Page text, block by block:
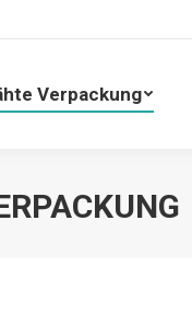
Verpackung
Verpackung